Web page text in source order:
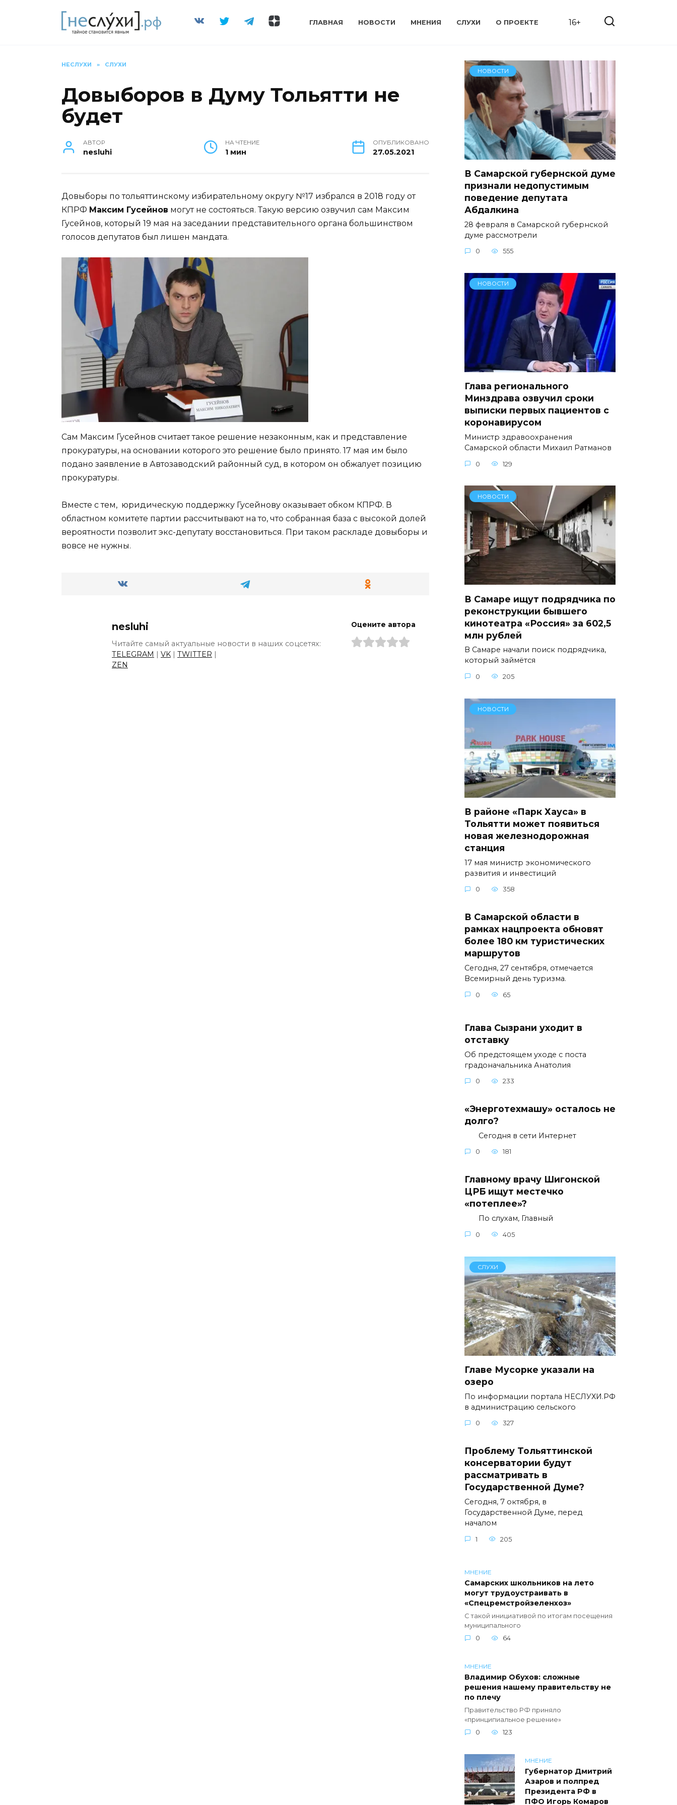
ГЛАВНАЯ НОВОСТИ МНЕНИЯ СЛУХИ О ПРОЕКТЕ 16+
НЕСЛУХИ » СЛУХИ
Довыборов в Думу Тольятти не
будет
АВТОР
nesluhi
НА ЧТЕНИЕ
1 мин
ОПУБЛИКОВАНО
27.05.2021
Довыборы по тольяттинскому избирательному округу №17 избрался в 2018 году от
КПРФ Максим Гусейнов могут не состояться. Такую версию озвучил сам Максим
Гусейнов, который 19 мая на заседании представительного органа большинством
голосов депутатов был лишен мандата.
Сам Максим Гусейнов считает такое решение незаконным, как и представление
прокуратуры, на основании которого это решение было принято. 17 мая им было
подано заявление в Автозаводский районный суд, в котором он обжалует позицию
прокуратуры.
Вместе с тем, юридическую поддержку Гусейнову оказывает обком КПРФ. В
областном комитете партии рассчитывают на то, что собранная база с высокой долей
вероятности позволит экс-депутату восстановиться. При таком раскладе довыборы и
вовсе не нужны.
nesluhi
Читайте самый актуальные новости в наших соцсетях:
TELEGRAM | VK | TWITTER |
ZEN
Оцените автора
НОВОСТИ
В Самарской губернской думе
признали недопустимым
поведение депутата
Абдалкина
28 февраля в Самарской губернской
думе рассмотрели
0 555
НОВОСТИ
Глава регионального
Минздрава озвучил сроки
выписки первых пациентов с
коронавирусом
Министр здравоохранения
Самарской области Михаил Ратманов
0 129
НОВОСТИ
В Самаре ищут подрядчика по
реконструкции бывшего
кинотеатра «Россия» за 602,5
млн рублей
В Самаре начали поиск подрядчика,
который займётся
0 205
НОВОСТИ
В районе «Парк Хауса» в
Тольятти может появиться
новая железнодорожная
станция
17 мая министр экономического
развития и инвестиций
0 358
В Самарской области в
рамках нацпроекта обновят
более 180 км туристических
маршрутов
Сегодня, 27 сентября, отмечается
Всемирный день туризма.
0 65
Глава Сызрани уходит в
отставку
Об предстоящем уходе с поста
градоначальника Анатолия
0 233
«Энерготехмашу» осталось не
долго?
Сегодня в сети Интернет
0 181
Главному врачу Шигонской
ЦРБ ищут местечко
«потеплее»?
По слухам, Главный
0 405
СЛУХИ
Главе Мусорке указали на
озеро
По информации портала НЕСЛУХИ.РФ
в администрацию сельского
0 327
Проблему Тольяттинской
консерватории будут
рассматривать в
Государственной Думе?
Сегодня, 7 октября, в
Государственной Думе, перед
началом
1 205
МНЕНИЕ
Самарских школьников на лето
могут трудоустраивать в
«Спецремстройзеленхоз»
С такой инициативой по итогам посещения
муниципального
0
64
МНЕНИЕ
Владимир Обухов: сложные
решения нашему правительству не
по плечу
Правительство РФ приняло
«принципиальное решение»
0
123
МНЕНИЕ
Губернатор Дмитрий
Азаров и полпред
Президента РФ в
ПФО Игорь Комаров